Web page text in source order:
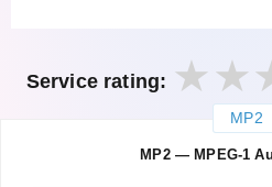
Service rating:
MP2
MP2 — MPEG-1